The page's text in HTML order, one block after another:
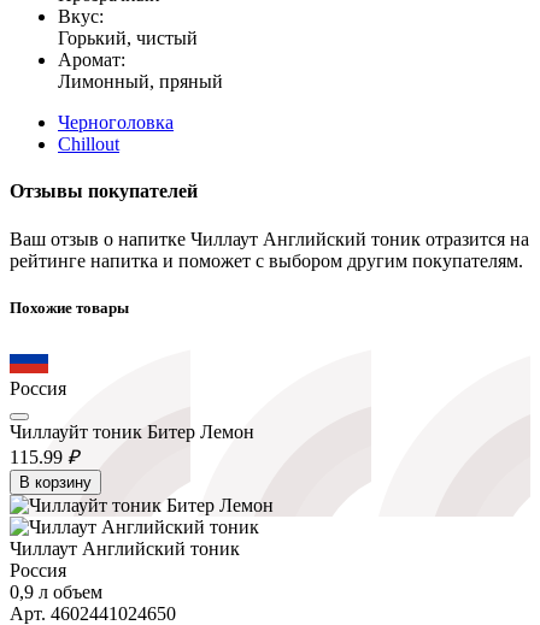
Вкус:
Горький, чистый
Аромат:
Лимонный, пряный
Черноголовка
Chillout
Отзывы покупателей
Ваш отзыв о напитке Чиллаут Английский тоник отразится на
рейтинге напитка и поможет с выбором другим покупателям.
Похожие товары
Россия
Чиллауйт тоник Битер Лемон
115.99 ₽
В корзину
Чиллаут Английский тоник
Россия
0,9 л объем
Арт. 4602441024650